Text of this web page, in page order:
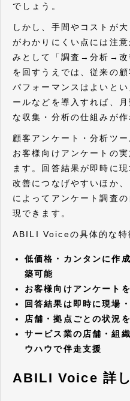
でしょう。
しかし、手間やコストが
がわかりにくい点には注
みとして「調査→分析→改
を回すうえでは、従来の
パフォーマンスはよいと
ールなどを導入すれば、
な収集・分析の仕組みが作
顧客アンケート・分析ツー
お客様向けアンケートの
ます。回答結果が即時に
改善につなげやすいほか
によってアンケート調査
現できます。
ABILI Voiceの具体的な特
低価格・カンタンに作
築可能
お客様向けアンケート
回答結果は即時に現場
店舗・拠点ごとの状況
サービス業の店舗・組
ウハウで伴走支援
ABILI Voice 詳